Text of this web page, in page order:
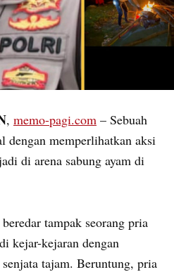
, memo-pagi.com – Sebuah
dengan memperlihatkan aksi
di arena sabung ayam di
tampak seorang pria
kejar-kejaran dengan
tajam. Beruntung, pria